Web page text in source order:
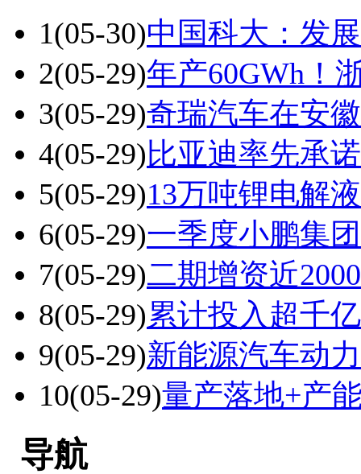
1(05-30)中国科大：发
2(05-29)年产60GWh！
3(05-29)奇瑞汽车在安
4(05-29)比亚迪率先承
5(05-29)13万吨锂电解
6(05-29)一季度小鹏集
7(05-29)二期增资近
8(05-29)累计投入超千
9(05-29)新能源汽车动
10(05-29)量产落地+产
导航